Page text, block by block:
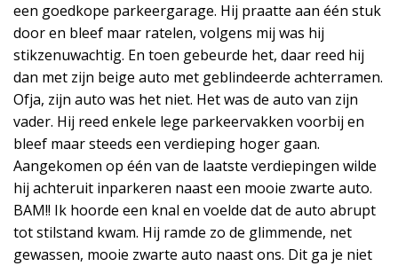
een goedkope parkeergarage. Hij praatte aan één stuk
door en bleef maar ratelen, volgens mij was hij
stikzenuwachtig. En toen gebeurde het, daar reed hij
dan met zijn beige auto met geblindeerde achterramen.
Ofja, zijn auto was het niet. Het was de auto van zijn
vader. Hij reed enkele lege parkeervakken voorbij en
bleef maar steeds een verdieping hoger gaan.
Aangekomen op één van de laatste verdiepingen wilde
hij achteruit inparkeren naast een mooie zwarte auto.
BAM!! Ik hoorde een knal en voelde dat de auto abrupt
tot stilstand kwam. Hij ramde zo de glimmende, net
gewassen, mooie zwarte auto naast ons. Dit ga je niet